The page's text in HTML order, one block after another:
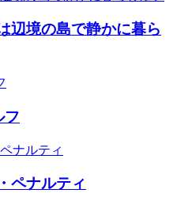
辺境の島で静かに暮ら
フ
ペナルティ